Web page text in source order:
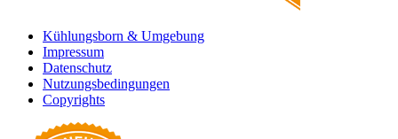
Kühlungsborn & Umgebung
Impressum
Datenschutz
Nutzungsbedingungen
Copyrights